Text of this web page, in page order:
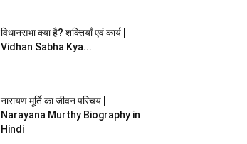
विधानसभा क्या है? शक्तियाँ एवं कार्य |
Vidhan Sabha Kya...
नारायण मूर्ति का जीवन परिचय |
Narayana Murthy Biography in
Hindi